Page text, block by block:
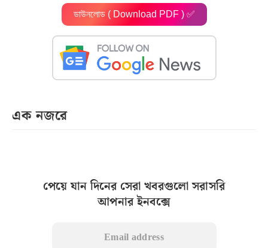
ডাউনলোড ( Download PDF ) ✅
এক নজরে
পেয়ে যান দিনের সেরা খবরগুলো সরাসরি
আপনার ইনবক্সে